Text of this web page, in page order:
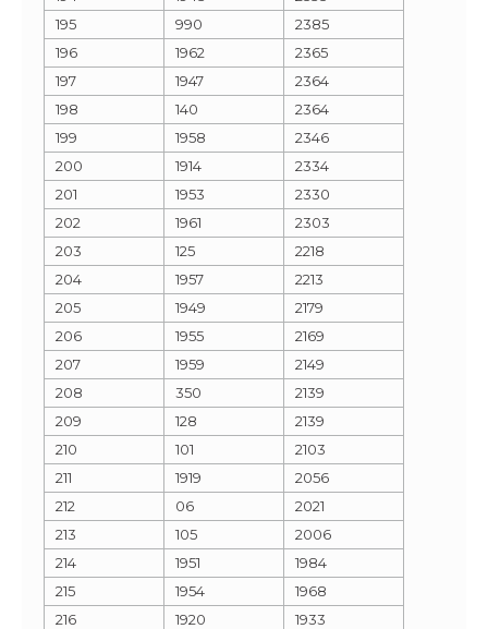
195
990
2385
196
1962
2365
197
1947
2364
198
140
2364
199
1958
2346
200
1914
2334
201
1953
2330
202
1961
2303
203
125
2218
204
1957
2213
205
1949
2179
206
1955
2169
207
1959
2149
208
350
2139
209
128
2139
210
101
2103
211
1919
2056
212
06
2021
213
105
2006
214
1951
1984
215
1954
1968
216
1920
1933